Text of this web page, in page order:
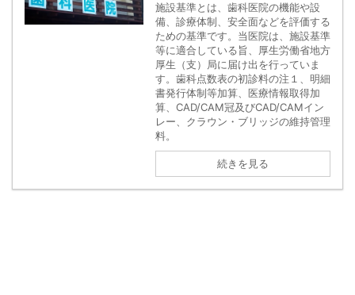
施設基準とは、歯科医院の機能や設
備、診療体制、安全面などを評価する
ための基準です。当医院は、施設基準
等に適合している旨、厚生労働省地方
厚生（支）局に届け出を行っていま
す。歯科点数表の初診料の注１、明細
書発行体制等加算、医療情報取得加
算、CAD/CAM冠及びCAD/CAMイン
レー、クラウン・ブリッジの維持管理
料。
続きを見る